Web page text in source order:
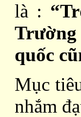
là :
quốc
Mục
nhắm